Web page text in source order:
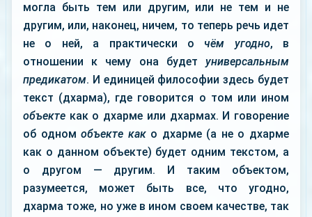
могла быть тем или другим, или не тем и не
другим, или, наконец, ничем, то теперь речь идет
не о ней, а практически о чём угодно, в
отношении к чему она будет универсальным
предикатом. И единицей философии здесь будет
текст (дхарма), где говорится о том или ином
объекте как о дхарме или дхармах. И говорение
об одномобъекте како дхарме (а не о дхарме
как о данном объекте) будет одним текстом, а
о другом — другим. И таким объектом,
разумеется, может быть все, что угодно,
дхарма тоже, но уже в ином своем качестве, так